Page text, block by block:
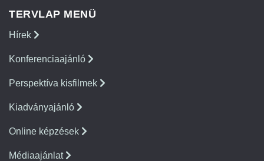
TERVLAP MENÜ
Hírek
Konferenciaajánló
Perspektíva kisfilmek
Kiadványajánló
Online képzések
Médiaajánlat